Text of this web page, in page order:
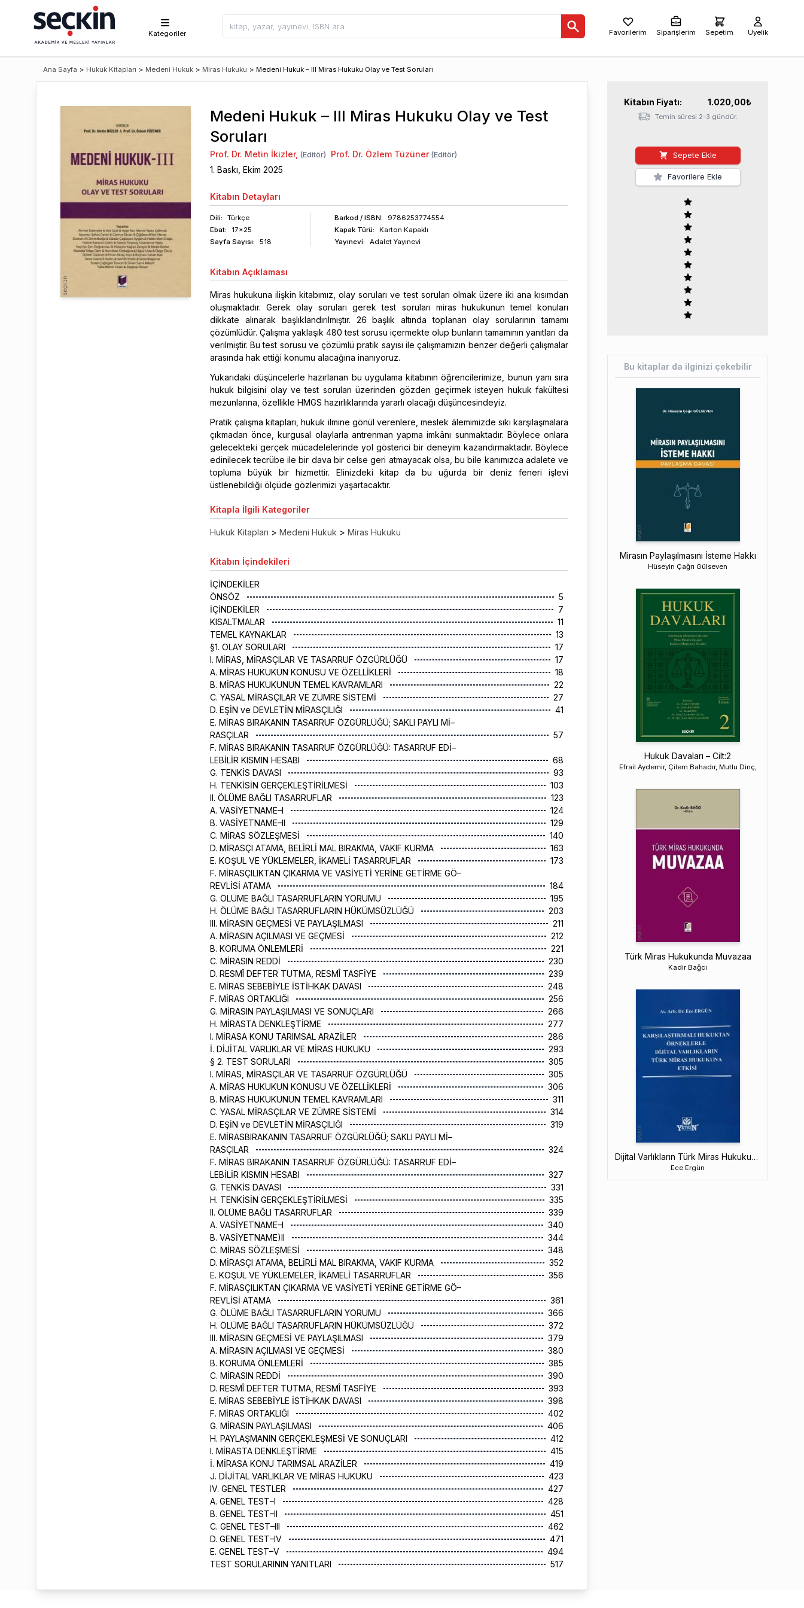
Kategoriler Favorilerim Siparişlerim Sepetim Üyelik
Ana Sayfa > Hukuk Kitapları > Medeni Hukuk > Miras Hukuku > Medeni Hukuk – III Miras Hukuku Olay ve Test Soruları
Medeni Hukuk – III Miras Hukuku Olay ve Test
Soruları
Prof. Dr. Metin İkizler, (Editör) Prof. Dr. Özlem Tüzüner(Editör)
1. Baskı, Ekim 2025
Kitabın Detayları
Dili:
Türkçe
Ebat:
17x25
Sayfa Sayısı: 518
Barkod / ISBN:
9786253774554
Kapak Türü:
Karton Kapaklı
Yayınevi:
Adalet Yayınevi
Kitabın Açıklaması
Miras hukukuna ilişkin kitabımız, olay soruları ve test soruları olmak üzere iki ana kısımdan
oluşmaktadır. Gerek olay soruları gerek test soruları miras hukukunun temel konuları
dikkate alınarak başlıklandırılmıştır. 26 başlık altında toplanan olay sorularının tamamı
çözümlüdür. Çalışma yaklaşık 480 test sorusu içermekte olup bunların tamamının yanıtları da
verilmiştir. Bu test sorusu ve çözümlü pratik sayısı ile çalışmamızın benzer değerli çalışmalar
arasında hak ettiği konumu alacağına inanıyoruz.
Yukarıdaki düşüncelerle hazırlanan bu uygulama kitabının öğrencilerimize, bunun yanı sıra
hukuk bilgisini olay ve test soruları üzerinden gözden geçirmek isteyen hukuk fakültesi
mezunlarına, özellikle HMGS hazırlıklarında yararlı olacağı düşüncesindeyiz.
Pratik çalışma kitapları, hukuk ilmine gönül verenlere, meslek âlemimizde sıkı karşılaşmalara
çıkmadan önce, kurgusal olaylarla antrenman yapma imkânı sunmaktadır. Böylece onlara
gelecekteki gerçek mücadelelerinde yol gösterici bir deneyim kazandırmaktadır. Böylece
edinilecek tecrübe ile bir dava bir celse geri atmayacak olsa, bu bile kanımızca adalete ve
topluma büyük bir hizmettir. Elinizdeki kitap da bu uğurda bir deniz feneri işlevi
üstlenebildiği ölçüde gözlerimizi yaşartacaktır.
Kitapla İlgili Kategoriler
Hukuk Kitapları > Medeni Hukuk > Miras Hukuku
Kitabın İçindekileri
İÇİNDEKİLER
ÖNSÖZ
5
İÇİNDEKİLER
7
KISALTMALAR
11
TEMEL KAYNAKLAR
13
§1. OLAY SORULARI
17
I. MİRAS, MİRASÇILAR VE TASARRUF ÖZGÜRLÜĞÜ
17
A. MİRAS HUKUKUN KONUSU VE ÖZELLİKLERİ
18
B. MİRAS HUKUKUNUN TEMEL KAVRAMLARI
22
C. YASAL MİRASÇILAR VE ZÜMRE SİSTEMİ
27
D. EŞİN ve DEVLETİN MİRASÇILIĞI
41
E. MİRAS BIRAKANIN TASARRUF ÖZGÜRLÜĞÜ; SAKLI PAYLI Mİ–
RASÇILAR
57
F. MİRAS BIRAKANIN TASARRUF ÖZGÜRLÜĞÜ: TASARRUF EDİ–
LEBİLİR KISMIN HESABI
68
G. TENKİS DAVASI
93
H. TENKİSİN GERÇEKLEŞTİRİLMESİ
103
II. ÖLÜME BAĞLI TASARRUFLAR
123
A. VASİYETNAME–I
124
B. VASİYETNAME–II
129
C. MİRAS SÖZLEŞMESİ
140
D. MİRASÇI ATAMA, BELİRLİ MAL BIRAKMA, VAKIF KURMA
163
E. KOŞUL VE YÜKLEMELER, İKAMELİ TASARRUFLAR
173
F. MİRASÇILIKTAN ÇIKARMA VE VASİYETİ YERİNE GETİRME GÖ–
REVLİSİ ATAMA
184
G. ÖLÜME BAĞLI TASARRUFLARIN YORUMU
195
H. ÖLÜME BAĞLI TASARRUFLARIN HÜKÜMSÜZLÜĞÜ
203
III. MİRASIN GEÇMESİ VE PAYLAŞILMASI
211
A. MİRASIN AÇILMASI VE GEÇMESİ
212
B. KORUMA ÖNLEMLERİ
221
C. MİRASIN REDDİ
230
D. RESMÎ DEFTER TUTMA, RESMÎ TASFİYE
239
E. MİRAS SEBEBİYLE İSTİHKAK DAVASI
248
F. MİRAS ORTAKLIĞI
256
G. MİRASIN PAYLAŞILMASI VE SONUÇLARI
266
H. MİRASTA DENKLEŞTİRME
277
I. MİRASA KONU TARIMSAL ARAZİLER
286
İ. DİJİTAL VARLIKLAR VE MİRAS HUKUKU
293
§ 2. TEST SORULARI
305
I. MİRAS, MİRASÇILAR VE TASARRUF ÖZGÜRLÜĞÜ
305
A. MİRAS HUKUKUN KONUSU VE ÖZELLİKLERİ
306
B. MİRAS HUKUKUNUN TEMEL KAVRAMLARI
311
C. YASAL MİRASÇILAR VE ZÜMRE SİSTEMİ
314
D. EŞİN ve DEVLETİN MİRASÇILIĞI
319
E. MİRASBIRAKANIN TASARRUF ÖZGÜRLÜĞÜ; SAKLI PAYLI Mİ–
RASÇILAR
324
F. MİRAS BIRAKANIN TASARRUF ÖZGÜRLÜĞÜ: TASARRUF EDİ–
LEBİLİR KISMIN HESABI
327
G. TENKİS DAVASI
331
H. TENKİSİN GERÇEKLEŞTİRİLMESİ
335
II. ÖLÜME BAĞLI TASARRUFLAR
339
A. VASİYETNAME–I
340
B. VASİYETNAME)II
344
C. MİRAS SÖZLEŞMESİ
348
D. MİRASÇI ATAMA, BELİRLİ MAL BIRAKMA, VAKIF KURMA
352
E. KOŞUL VE YÜKLEMELER, İKAMELİ TASARRUFLAR
356
F. MİRASÇILIKTAN ÇIKARMA VE VASİYETİ YERİNE GETİRME GÖ–
REVLİSİ ATAMA
361
G. ÖLÜME BAĞLI TASARRUFLARIN YORUMU
366
H. ÖLÜME BAĞLI TASARRUFLARIN HÜKÜMSÜZLÜĞÜ
372
III. MİRASIN GEÇMESİ VE PAYLAŞILMASI
379
A. MİRASIN AÇILMASI VE GEÇMESİ
380
B. KORUMA ÖNLEMLERİ
385
C. MİRASIN REDDİ
390
D. RESMÎ DEFTER TUTMA, RESMÎ TASFİYE
393
E. MİRAS SEBEBİYLE İSTİHKAK DAVASI
398
F. MİRAS ORTAKLIĞI
402
G. MİRASIN PAYLAŞILMASI
406
H. PAYLAŞMANIN GERÇEKLEŞMESİ VE SONUÇLARI
412
I. MİRASTA DENKLEŞTİRME
415
İ. MİRASA KONU TARIMSAL ARAZİLER
419
J. DİJİTAL VARLIKLAR VE MİRAS HUKUKU
423
IV. GENEL TESTLER
427
A. GENEL TEST–I
428
B. GENEL TEST–II
451
C. GENEL TEST–III
462
D. GENEL TEST–IV
471
E. GENEL TEST–V
494
TEST SORULARININ YANITLARI
517
Kitabın Fiyatı: 1.020,00₺
Temin süresi 2-3 gündür.
Sepete Ekle
Favorilere Ekle
Bu kitaplar da ilginizi çekebilir
Mirasın Paylaşılmasını İsteme Hakkı
Hüseyin Çağrı Gülseven
Hukuk Davaları – Cilt:2
Efrail Aydemir, Çilem Bahadır, Mutlu Dinç,
Türk Miras Hukukunda Muvazaa
Kadir Bağcı
Dijital Varlıkların Türk Miras Hukukuna Etkisi
Ece Ergün